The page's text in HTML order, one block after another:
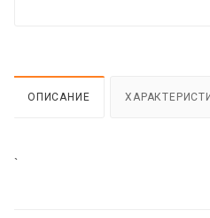
ОПИСАНИЕ
`